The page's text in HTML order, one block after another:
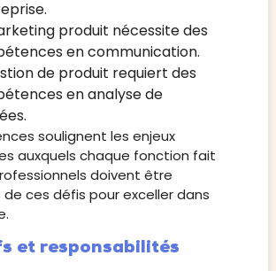
produit nécessite des
en communication.
de produit requiert des
en analyse de
soulignent les enjeux
auxquels chaque fonction fait
doivent être
ces défis pour exceller dans
et responsabilités